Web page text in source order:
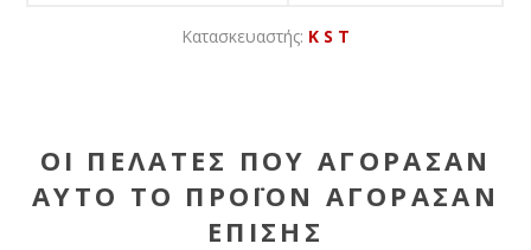
Κατασκευαστής: K S T
ΟΙ ΠΕΛΆΤΕΣ ΠΟΥ ΑΓΌΡΑΣΑΝ
ΑΥΤΌ ΤΟ ΠΡΟΪΌΝ ΑΓΌΡΑΣΑΝ
ΕΠΊΣΗΣ